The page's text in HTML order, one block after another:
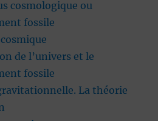
cosmologique ou
fossile
de l’univers et le
fossile
La théorie